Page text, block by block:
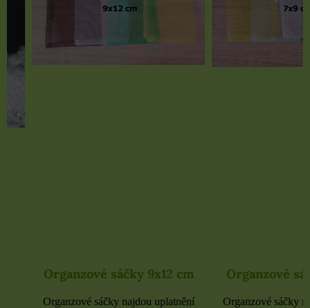
Organzové sáčky 9x12 cm
Organzové sáčky najdou uplatnění
Organzové sáčky
Organzové sáčky